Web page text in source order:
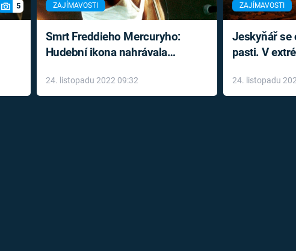
5 ZAJÍMAVOSTI
Smrt Freddieho Mercuryho:
Hudební ikona nahrávala
léky
24. listopadu 2022 09:32
ZAJÍMAVOSTI
Jeskyňář se
pasti. V
24. listopadu